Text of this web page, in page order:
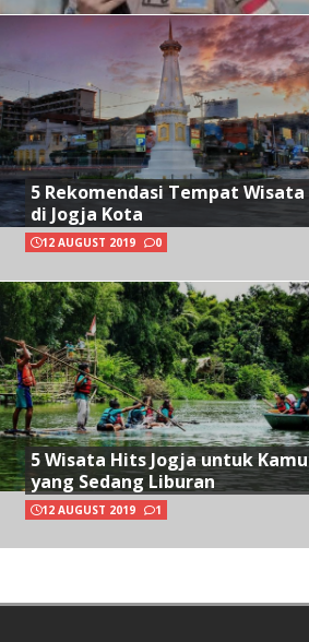
5 Rekomendasi Tempat Wisata
di Jogja Kota
12 AUGUST 2019 0
5 Wisata Hits Jogja untuk Kamu
yang Sedang Liburan
12 AUGUST 2019 1